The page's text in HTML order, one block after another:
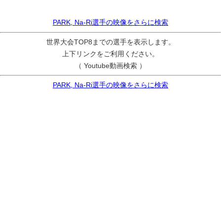
PARK, Na-Ri選手の映像をさらに検索
世界大会TOP8までの選手を表示します。
上下リンクをご利用ください。
（ Youtube動画検索 ）
PARK, Na-Ri選手の映像をさらに検索